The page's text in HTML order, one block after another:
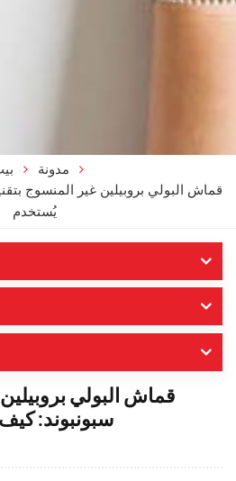
مدونة
قماش البولي بروبيلين غير المنسوج
يُستخدم
قماش البولي
سبونبوند: